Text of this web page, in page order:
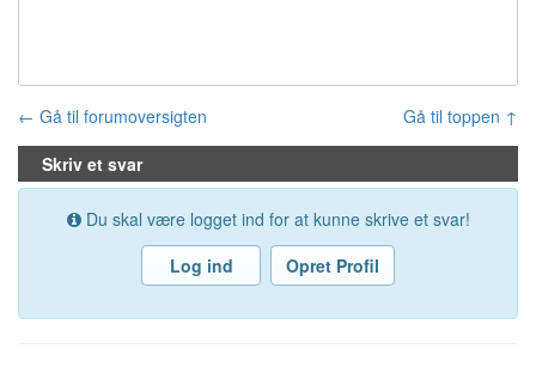
← Gå til forumoversigten
Gå til toppen ↑
Skriv et svar
Du skal være logget ind for at kunne skrive et svar!
Log ind
Opret Profil